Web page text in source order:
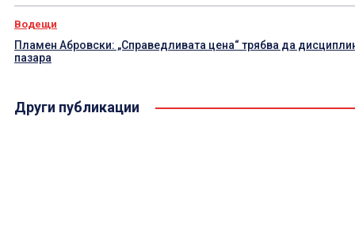
Водещи
Пламен Абровски: „Справедливата цена“ трябва да
пазара
Други публикации